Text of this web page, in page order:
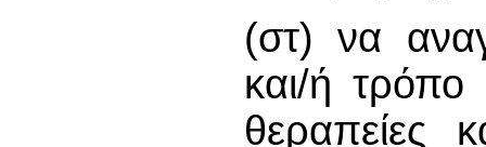
(στ) να
και/ή τρόπο
θεραπείες